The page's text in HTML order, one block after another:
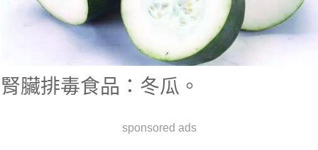
腎臟排毒食品：冬瓜。
sponsored ads